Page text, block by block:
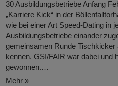
30 Ausbildungsbetriebe Anfang
„Karriere Kick“ in der
wie bei einer Art Speed-Dating in
Ausbildungsbetriebe einander
gemeinsamen Runde
kennen. GSI/FAIR war dabei und
gewonnen.…
Mehr »